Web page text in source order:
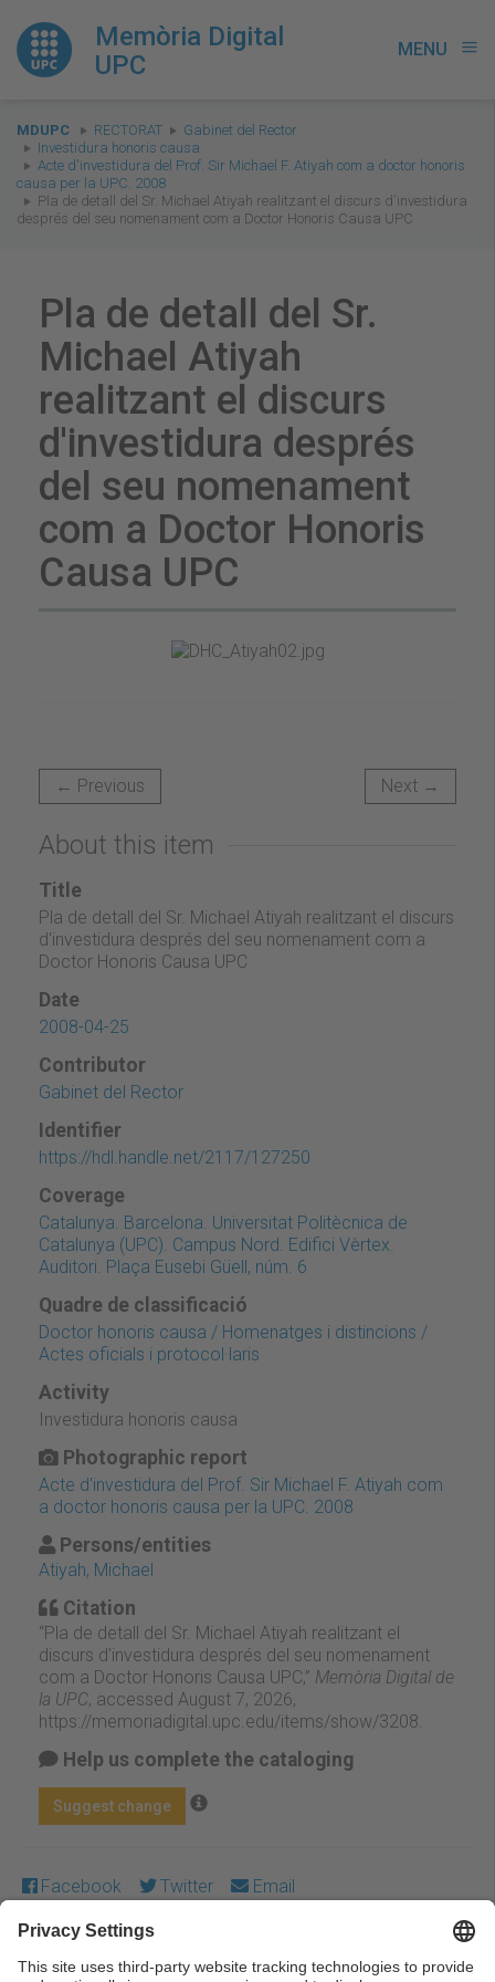
Memòria Digital
UPC
MENU menu
You
are
here:
MDUPC RECTORAT
Gabinet del Rector
Investidura honoris causa
Acte d'investidura del Prof. Sir Michael F. Atiyah com a doctor honoris
causa per la UPC. 2008
Pla de detall del Sr. Michael Atiyah realitzant el discurs d'investidura
després del seu nomenament com a Doctor Honoris Causa UPC
Pla de detall del Sr.
Michael Atiyah
realitzant el discurs
d'investidura després
del seu nomenament
com a Doctor Honoris
Causa UPC
← Previous Next →
About this item
Title
Pla de detall del Sr. Michael Atiyah realitzant el discurs
d'investidura després del seu nomenament com a
Doctor Honoris Causa UPC
Date
2008-04-25
Contributor
Gabinet del Rector
Identifier
https://hdl.handle.net/2117/127250
Coverage
Catalunya. Barcelona. Universitat Politècnica de
Catalunya (UPC). Campus Nord. Edifici Vèrtex.
Auditori. Plaça Eusebi Güell, núm. 6
Quadre de classificació
Doctor honoris causa / Homenatges i distincions /
Actes oficials i protocol·laris
Activity
Investidura honoris causa
Photographic report
Acte d'investidura del Prof. Sir Michael F. Atiyah com
a doctor honoris causa per la UPC. 2008
Persons/entities
Atiyah, Michael
Citation
“Pla de detall del Sr. Michael Atiyah realitzant el
discurs d'investidura després del seu nomenament
com a Doctor Honoris Causa UPC,” Memòria Digital de
la UPC, accessed August 7, 2026,
https://memoriadigital.upc.edu/items/show/3208
Help us complete the cataloging
Suggest change
Facebook Twitter Email